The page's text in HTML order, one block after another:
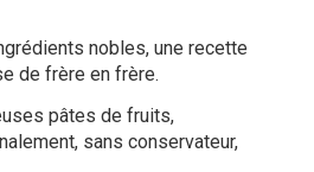
nobles, une recette
de frère en frère.
pâtes de fruits,
sans conservateur,